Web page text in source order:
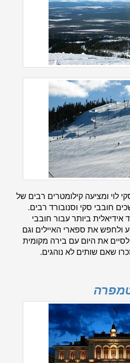
לוי ומציעה קילומטרים רבים של
חובבי סקי וסנובורד רבים.
ביותר עבור חובבי
ולחפש את ספארי האיילים וגם
את היום עם בירה מקומית
שאם שותים לא נוהגים.